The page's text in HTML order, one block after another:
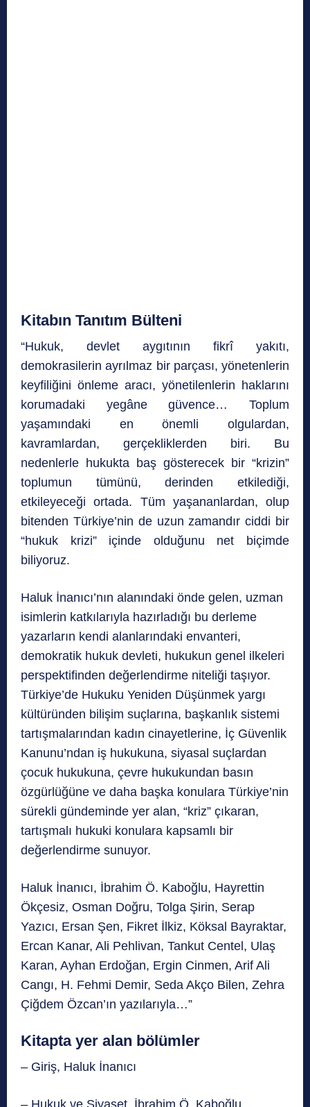
Kitabın Tanıtım Bülteni
“Hukuk, devlet aygıtının fikrî yakıtı,
demokrasilerin ayrılmaz bir parçası, yönetenlerin
keyfiliğini önleme aracı, yönetilenlerin haklarını
korumadaki yegâne güvence… Toplum
yaşamındaki en önemli olgulardan,
kavramlardan, gerçekliklerden biri. Bu
nedenlerle hukukta baş gösterecek bir “krizin”
toplumun tümünü, derinden etkilediği,
etkileyeceği ortada. Tüm yaşananlardan, olup
bitenden Türkiye’nin de uzun zamandır ciddi bir
“hukuk krizi” içinde olduğunu net biçimde
biliyoruz.
Haluk İnanıcı’nın alanındaki önde gelen, uzman
isimlerin katkılarıyla hazırladığı bu derleme
yazarların kendi alanlarındaki envanteri,
demokratik hukuk devleti, hukukun genel ilkeleri
perspektifinden değerlendirme niteliği taşıyor.
Türkiye’de Hukuku Yeniden Düşünmek yargı
kültüründen bilişim suçlarına, başkanlık sistemi
tartışmalarından kadın cinayetlerine, İç Güvenlik
Kanunu’ndan iş hukukuna, siyasal suçlardan
çocuk hukukuna, çevre hukukundan basın
özgürlüğüne ve daha başka konulara Türkiye’nin
sürekli gündeminde yer alan, “kriz” çıkaran,
tartışmalı hukuki konulara kapsamlı bir
değerlendirme sunuyor.
Haluk İnanıcı, İbrahim Ö. Kaboğlu, Hayrettin
Ökçesiz, Osman Doğru, Tolga Şirin, Serap
Yazıcı, Ersan Şen, Fikret İlkiz, Köksal Bayraktar,
Ercan Kanar, Ali Pehlivan, Tankut Centel, Ulaş
Karan, Ayhan Erdoğan, Ergin Cinmen, Arif Ali
Cangı, H. Fehmi Demir, Seda Akço Bilen, Zehra
Çiğdem Özcan’ın yazılarıyla…”
Kitapta yer alan bölümler
– Giriş, Haluk İnanıcı
– Hukuk ve Siyaset, İbrahim Ö. Kaboğlu